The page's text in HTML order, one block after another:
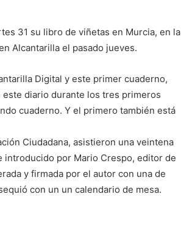
31 su libro de viñetas en Murcia, en la
Alcantarilla el pasado jueves.
Digital y este primer cuaderno,
diario durante los tres primeros
cuaderno. Y el primero también está
Ciudadana, asistieron una veintena
introducido por Mario Crespo, editor de
y firmada por el autor con una de
con un un calendario de mesa.